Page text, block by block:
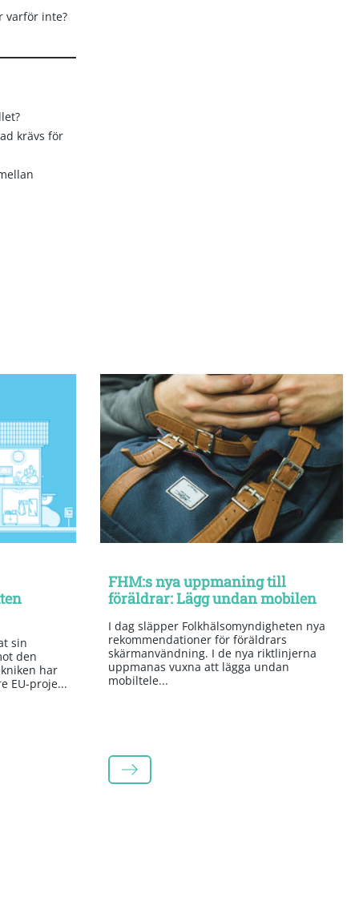
varför inte?
krävs för
sin
den
har
EU-proje...
FHM:s nya uppmaning till
föräldrar: Lägg undan mobilen
I dag släpper Folkhälsomyndigheten nya
rekommendationer för föräldrars
skärmanvändning. I de nya riktlinjerna
uppmanas vuxna att lägga undan
mobiltele...
LÄS MER